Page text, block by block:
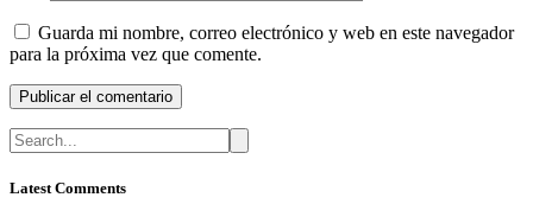
Guarda mi nombre, correo electrónico y web en este navegador
para la próxima vez que comente.
Latest Comments